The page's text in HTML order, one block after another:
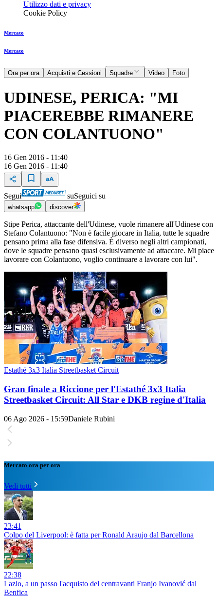
Utilizzo dati e privacy
Cookie Policy
Mercato
Mercato
Ora per ora Acquisti e Cessioni Squadre Video Foto
UDINESE, PERICA: "MI
PIACEREBBE RIMANERE
CON COLANTUONO"
16 Gen 2016 - 11:40
16 Gen 2016 - 11:40
Segui suSeguici su
whatsapp discover
Stipe Perica, attaccante dell'Udinese, vuole rimanere all'Udinese con
Stefano Colantuono: "Non è facile giocare in Italia, tutte le squadre
pensano prima alla fase difensiva. È diverso negli altri campionati,
dove le squadre pensano quasi esclusivamente ad attaccare. Mi piace
lavorare con Colantuono, voglio continuare a lavorare con lui".
Estathé 3x3 Italia Streetbasket Circuit
Gran finale a Riccione per l'Estathé 3x3 Italia
Streetbasket Circuit: All Star e DKB regine d'Italia
06 Ago 2026 - 15:59Daniele Rubini
Mercato ora per ora
Vedi tutti
23:41
Colpo del Liverpool: è fatta per Ronald Araujo dal Barcellona
22:38
Lazio, a un passo l'acquisto del centravanti Franjo Ivanović dal
Benfica